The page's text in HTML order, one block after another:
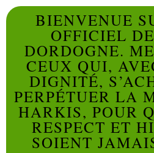
BIENVENUE
OFFICIEL
DORDOGNE.
CEUX QUI,
DIGNITÉ,
PERPÉTUER LA
HARKIS, POUR
RESPECT ET
SOIENT